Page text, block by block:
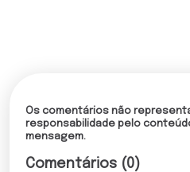
Os comentários não
responsabilidade pelo
mensagem.
Comentários (0)